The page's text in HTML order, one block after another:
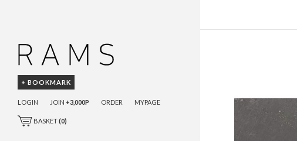
+ BOOKMARK
LOGIN JOIN +3,000P ORDER MYPAGE
BASKET(0)